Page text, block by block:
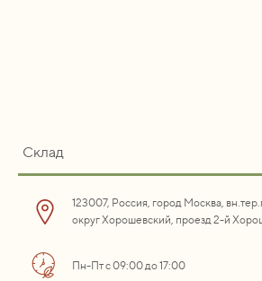
Склад
123007, Россия, город Москва,
округ Хорошевский, проезд 2-й
Пн-Пт с 09:00 до 17:00